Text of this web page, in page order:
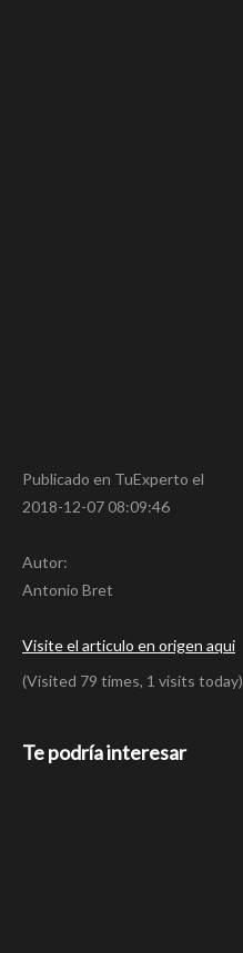
Publicado en TuExperto el
2018-12-07 08:09:46
Autor:
Antonio Bret
Visite el articulo en origen aqui
(Visited 79 times, 1 visits today)
Te podría interesar